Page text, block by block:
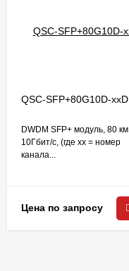
QSC-SFP+80G10D-xxD
DWDM SFP+ модуль, 80 км,
10Гбит/c, (где xx = номер
канала...
Цена по запросу